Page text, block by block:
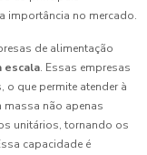
importância no mercado.
de alimentação
escala. Essas empresas
que permite atender à
massa não apenas
unitários, tornando os
capacidade é